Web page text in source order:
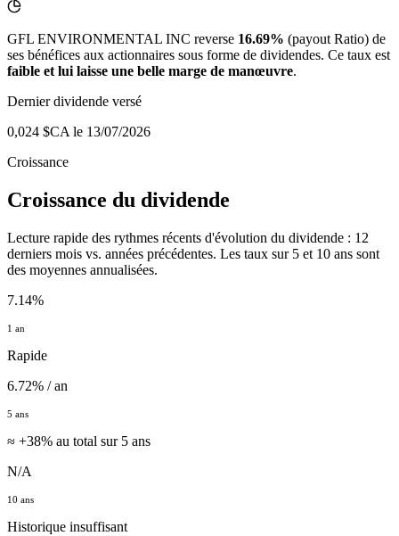
GFL ENVIRONMENTAL INC reverse 16.69% (payout Ratio) de
ses bénéfices aux actionnaires sous forme de dividendes. Ce taux est
faible et lui laisse une belle marge de manœuvre.
Dernier dividende versé
0,024 $CA le 13/07/2026
Croissance
Croissance du dividende
Lecture rapide des rythmes récents d'évolution du dividende : 12
derniers mois vs. années précédentes. Les taux sur 5 et 10 ans sont
des moyennes annualisées.
7.14%
1 an
Rapide
6.72% / an
5 ans
≈ +38% au total sur 5 ans
N/A
10 ans
Historique insuffisant